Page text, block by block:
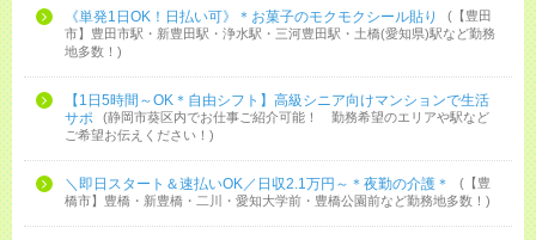
《単発1日OK！日払い可》＊お菓子のモクモクシール貼り
【豊田
市】豊田市駅・新豊田駅・浄水駅・三河豊田駅・土橋(愛知県)駅など勤務
地多数！
【1日5時間～OK＊自由シフト】高級シニア向けマンションで生活
サポ
静岡市葵区内でお仕事ご紹介可能！ 勤務希望のエリアや駅など
ご希望お伝えください！
＼即日スタート＆速払いOK／日収2.1万円～＊夜勤の介護＊
【豊
橋市】豊橋・新豊橋・二川・愛知大学前・豊橋公園前など勤務地多数！